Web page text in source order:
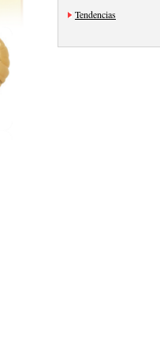
Tendencias